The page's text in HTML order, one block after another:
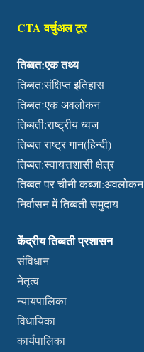
CTA वर्चुअल टूर
तिब्बत:एक तथ्य
तिब्बत:संक्षिप्त इतिहास
तिब्बतःएक अवलोकन
तिब्बती:राष्ट्रीय ध्वज
तिब्बत राष्ट्र गान(हिन्दी)
तिब्बत:स्वायत्तशासी क्षेत्र
तिब्बत पर चीनी कब्जा:अवलोकन
निर्वासन में तिब्बती समुदाय
केंद्रीय तिब्बती प्रशासन
संविधान
नेतृत्व
न्यायपालिका
विधायिका
कार्यपालिका